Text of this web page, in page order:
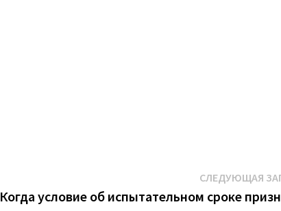
СЛЕДУЮЩАЯ
Когда условие об испытательном сроке